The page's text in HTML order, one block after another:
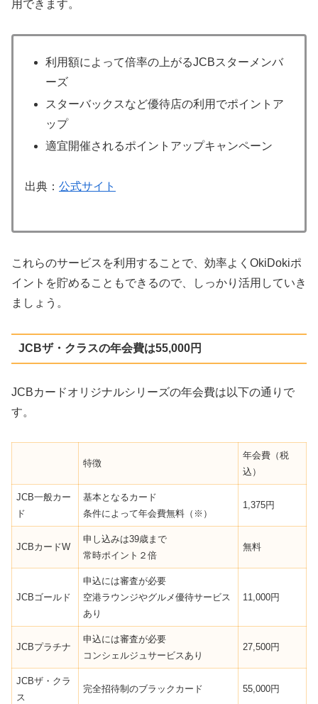
用できます。
利用額によって倍率の上がるJCBスターメンバ
ーズ
スターバックスなど優待店の利用でポイントア
ップ
適宜開催されるポイントアップキャンペーン
出典： 公式サイト
これらのサービスを利用することで、効率よくOkiDokiポ
イントを貯めることもできるので、しっかり活用していき
ましょう。
JCBザ・クラスの年会費は55,000円
JCBカードオリジナルシリーズの年会費は以下の通りで
す。
特徴
年会費（税
込）
JCB一般カー
ド
基本となるカード
条件によって年会費無料（※）
1,375円
JCBカードW
申し込みは39歳まで
常時ポイント２倍
無料
JCBゴールド
申込には審査が必要
空港ラウンジやグルメ優待サービス
あり
11,000円
JCBプラチナ
申込には審査が必要
コンシェルジュサービスあり
27,500円
JCBザ・クラ
ス
完全招待制のブラックカード 55,000円